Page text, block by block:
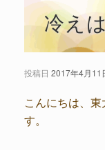
冷え
投稿日 2017年4月11
こんにちは、
す。